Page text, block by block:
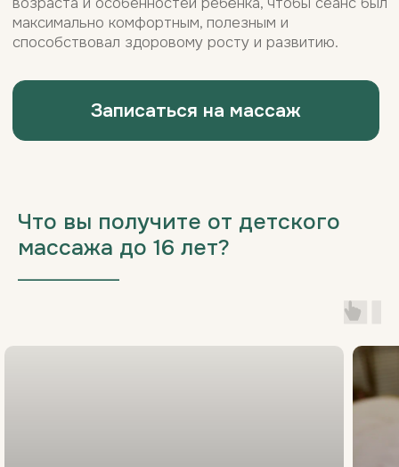
Что вы получите от детского
массажа до 16 лет?